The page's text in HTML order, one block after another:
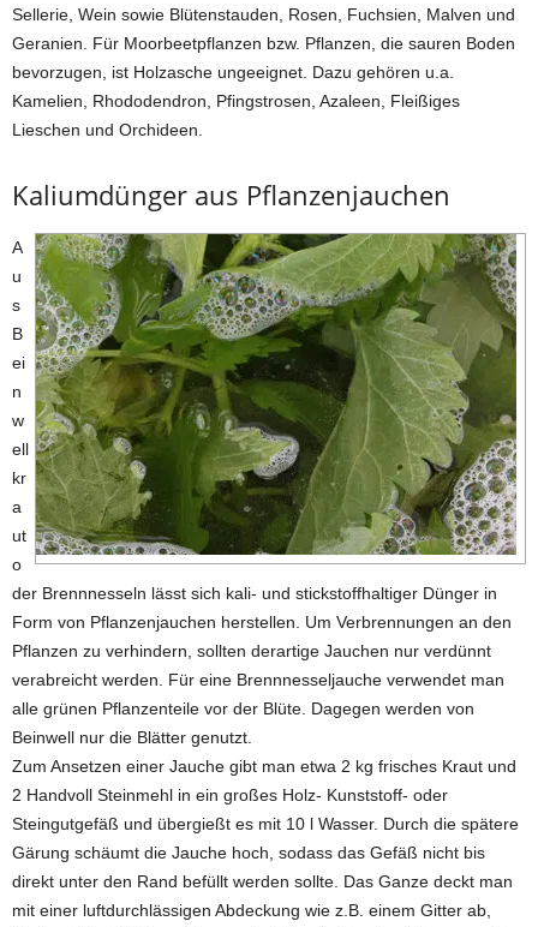
Sellerie, Wein sowie Blütenstauden, Rosen, Fuchsien, Malven und
Geranien. Für Moorbeetpflanzen bzw. Pflanzen, die sauren Boden
bevorzugen, ist Holzasche ungeeignet. Dazu gehören u.a.
Kamelien, Rhododendron, Pfingstrosen, Azaleen, Fleißiges
Lieschen und Orchideen.
Kaliumdünger aus Pflanzenjauchen
A
u
s
B
ei
n
w
ell
kr
a
ut
o
der Brennnesseln lässt sich kali- und stickstoffhaltiger Dünger in
Form von Pflanzenjauchen herstellen. Um Verbrennungen an den
Pflanzen zu verhindern, sollten derartige Jauchen nur verdünnt
verabreicht werden. Für eine Brennnesseljauche verwendet man
alle grünen Pflanzenteile vor der Blüte. Dagegen werden von
Beinwell nur die Blätter genutzt.
Zum Ansetzen einer Jauche gibt man etwa 2 kg frisches Kraut und
2 Handvoll Steinmehl in ein großes Holz- Kunststoff- oder
Steingutgefäß und übergießt es mit 10 l Wasser. Durch die spätere
Gärung schäumt die Jauche hoch, sodass das Gefäß nicht bis
direkt unter den Rand befüllt werden sollte. Das Ganze deckt man
mit einer luftdurchlässigen Abdeckung wie z.B. einem Gitter ab,